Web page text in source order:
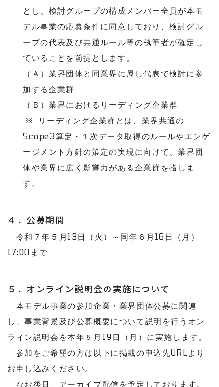
とし、検討グループの構成メンバー全員が本モ
デル事業の応募条件に同意しており、検討グル
ープの代表及び共通ルール等の執筆者が確定し
ていることを前提とします。
（Ａ）業界団体と同業界に属し代表で検討に参
加する企業群
（Ｂ）業界におけるリーディング企業群
※ リーディング企業群とは、業界共通の
Scope3算定・１次データ取得のルールやエンゲ
ージメント方針の策定の実現に向けて、業界団
体や業界に広く影響力がある企業群を指しま
す。
４．公募期間
令和７年５月13日（火）～同年６月16日（月）
17:00まで
５．オンライン説明会の実施について
本モデル事業の参加企業・業界団体公募に関連
し、事業背景及び公募概要について説明を行うオン
ライン説明会を本年５月19日（月）に実施します。
参加をご希望の方は以下に掲載の申込先URLより
お申し込みください。
なお後日、アーカイブ配信を予定しております。